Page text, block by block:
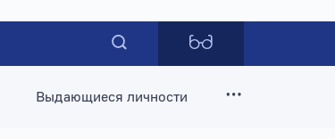
Выдающиеся личности